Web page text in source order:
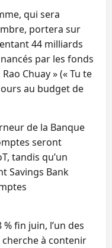
qui sera
portera sur
44 milliards
par les fonds
Chuay » (« Tu te
au budget de
de la Banque
seront
tandis qu’un
Savings Bank
fin juin, l’un des
cherche à contenir